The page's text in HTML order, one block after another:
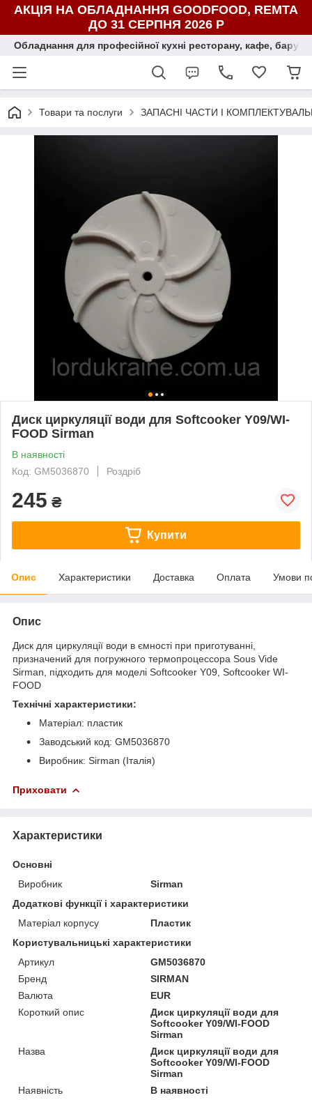
АКЦІЯ НА ОБЛАДНАННЯ GOODFOOD, REMTA
ДО 31 СЕРПНЯ 2026 Р
Обладнання для професійної кухні ресторану, кафе, бару,
Товари та послуги ЗАПАСНІ ЧАСТИ І
Диск циркуляції води для Softcooker Y09/WI-
FOOD Sirman
В наявності
Код: GM5036870
Роздріб
245 ₴
Купити
Опис Характеристики Доставка Оплата Умови
Опис
Диск для циркуляції води в ємності при приготуванні,
призначений для погружного термопроцессора Sous Vide
Sirman, підходить для моделі Softcooker Y09, Softcooker WI-
FOOD
Технічні характеристики:
Матеріал: пластик
Заводський код: GM5036870
Виробник: Sirman (Італія)
Приховати
Характеристики
Основні
Виробник
Sirman
Додаткові функції і характеристики
Матеріал корпусу
Пластик
Користувальницькі характеристики
Артикул
GM5036870
Бренд
SIRMAN
Валюта
EUR
Короткий опис
Диск циркуляції води для
Softcooker Y09/WI-FOOD
Sirman
Назва
Диск циркуляції води для
Softcooker Y09/WI-FOOD
Sirman
Наявність
В наявності